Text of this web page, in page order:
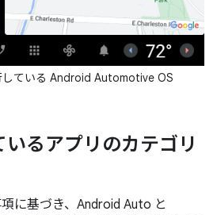
している Android Automotive OS
るアプリのカテゴリ
に基づき、Android Auto と